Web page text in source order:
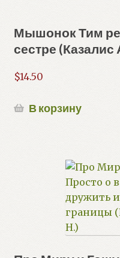
Мышонок Тим
сестре (Казалис
$14.50
В корзину